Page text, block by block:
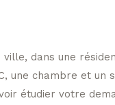
ville, dans une
une chambre et
étudier votre